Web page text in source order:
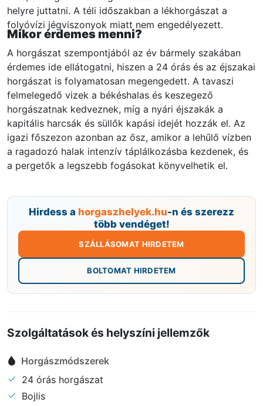
helyre juttatni. A téli időszakban a lékhorgászat a
folyóvízi jégviszonyok miatt nem engedélyezett.
Mikor érdemes menni?
A horgászat szempontjából az év bármely szakában
érdemes ide ellátogatni, hiszen a 24 órás és az éjszakai
horgászat is folyamatosan megengedett. A tavaszi
felmelegedő vizek a békéshalas és keszegező
horgászatnak kedveznek, míg a nyári éjszakák a
kapitális harcsák és süllők kapási idejét hozzák el. Az
igazi főszezon azonban az ősz, amikor a lehűlő vízben
a ragadozó halak intenzív táplálkozásba kezdenek, és
a pergetők a legszebb fogásokat könyvelhetik el.
Hirdess a horgaszhelyek.hu-n és szerezz
több vendéget!
SZÁLLÁSOMAT HIRDETEM
BOLTOMAT HIRDETEM
Szolgáltatások és helyszíni jellemzők
Horgászmódszerek
24 órás horgászat
Bojlis